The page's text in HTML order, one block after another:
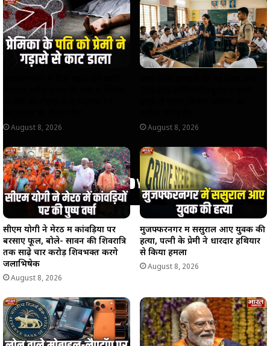
p
p
o
k
a
m
n
k
August 8, 2026 August 8, 2026
सीएम योगी ने मेरठ में कांवड़ियों पर
बरसाए फूल, बोले- सावन की शिवरात्रि
तक साढ़े चार करोड़ शिवभक्त करेंगे
जलाभिषेक
August 8, 2026
मुजफ्फरनगर में ससुराल आए युवक की
हत्या, पत्नी के प्रेमी ने धारदार हथियार
से किया हमला
August 8, 2026